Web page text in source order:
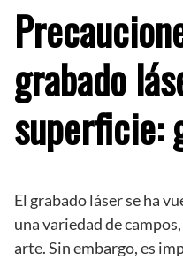
grabado
superficie:
El grabado láser se ha
una variedad de
arte. Sin embargo, es